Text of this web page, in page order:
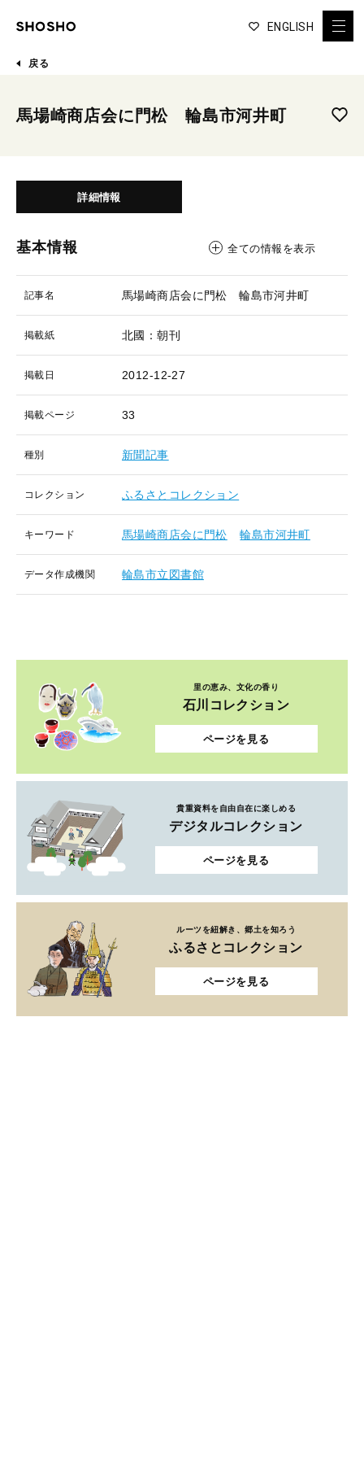
ENGLISH
戻る
馬場崎商店会に門松 輪島市河井町
詳細情報
基本情報 全ての情報を表示
記事名 馬場崎商店会に門松 輪島市河井町
掲載紙 北國：朝刊
掲載日 2012-12-27
掲載ページ 33
種別 新聞記事
コレクション ふるさとコレクション
キーワード 馬場崎商店会に門松 輪島市河井町
データ作成機関 輪島市立図書館
里の恵み、文化の香り
石川コレクション
ページを見る
貴重資料を自由自在に楽しめる
デジタルコレクション
ページを見る
ルーツを紐解き、郷土を知ろう
ふるさとコレクション
ページを見る